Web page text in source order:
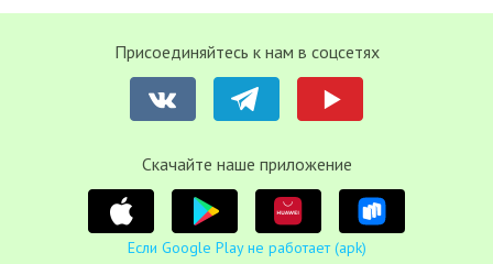
Присоединяйтесь к нам в соцсетях
Cкачайте наше приложение
Если Google Play не работает (apk)